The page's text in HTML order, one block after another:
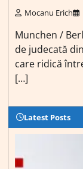
Mocanu Erich
Munchen /
de judecată
care ridică
[…]
Latest Posts